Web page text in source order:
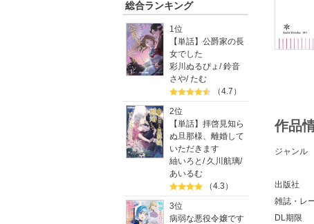
総合ランキング
1位
【単話】公爵家の長
女でした
彩川ぬるぴょ /鈴音
さや/たむ
（4.7）
2位
【単話】拝啓見知ら
ぬ旦那様、離婚して
いただきます
紬いろと / 久川航璃/
あいるむ
（4.3）
3位
病弱な悪役令嬢です
作品
ジャンル
出版社
雑誌・レ
DL期限